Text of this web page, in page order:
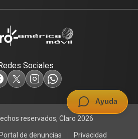
Ayuda
Sociales
reservados, Claro 2026
Portal de denuncias Privacidad